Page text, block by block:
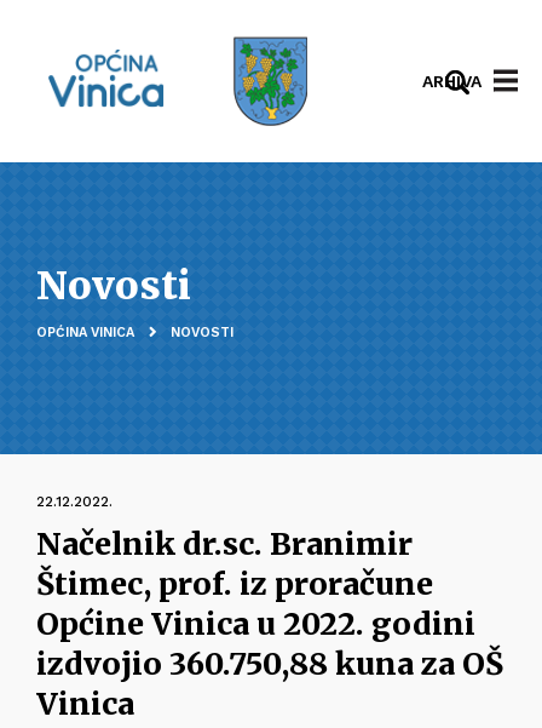
ARHIVA
Novosti
OPĆINA VINICA NOVOSTI
22.12.2022.
Načelnik dr.sc. Branimir
Štimec, prof. iz proračune
Općine Vinica u 2022. godini
izdvojio 360.750,88 kuna za OŠ
Vinica